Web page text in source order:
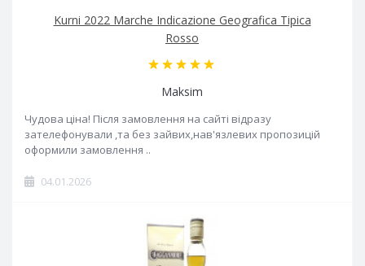
Kurni 2022 Marche Indicazione Geografica Tipica
Rosso
Maksim
Чудова ціна! Після замовлення на сайті відразу
зателефонували ,та без зайвих,нав'язлевих пропозицій
оформили замовлення ..
04.01.2026